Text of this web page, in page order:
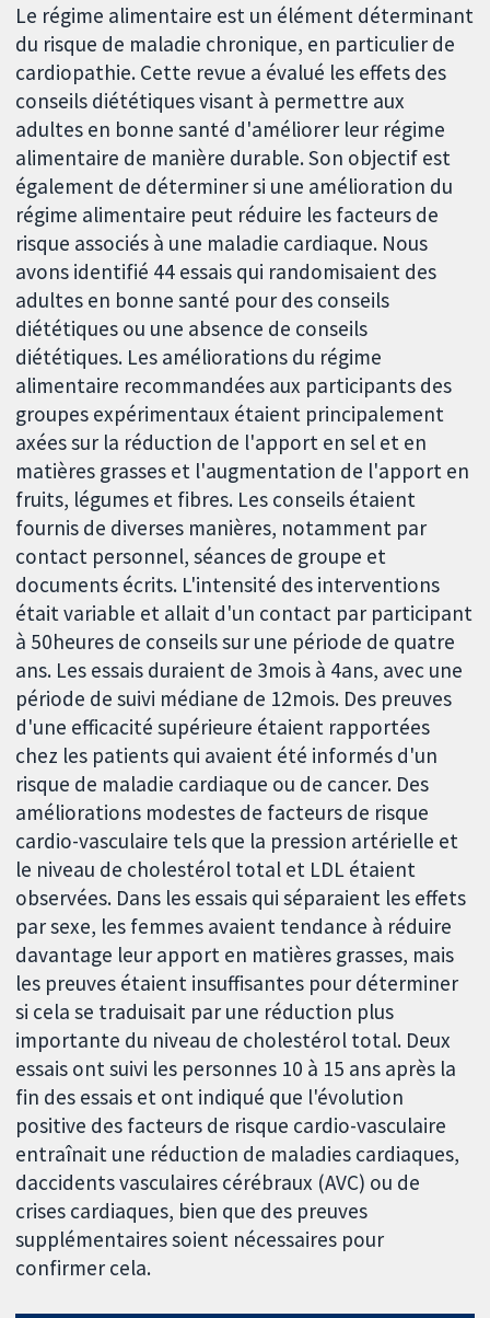
Le régime alimentaire est un élément déterminant
du risque de maladie chronique, en particulier de
cardiopathie. Cette revue a évalué les effets des
conseils diététiques visant à permettre aux
adultes en bonne santé d'améliorer leur régime
alimentaire de manière durable. Son objectif est
également de déterminer si une amélioration du
régime alimentaire peut réduire les facteurs de
risque associés à une maladie cardiaque. Nous
avons identifié 44 essais qui randomisaient des
adultes en bonne santé pour des conseils
diététiques ou une absence de conseils
diététiques. Les améliorations du régime
alimentaire recommandées aux participants des
groupes expérimentaux étaient principalement
axées sur la réduction de l'apport en sel et en
matières grasses et l'augmentation de l'apport en
fruits, légumes et fibres. Les conseils étaient
fournis de diverses manières, notamment par
contact personnel, séances de groupe et
documents écrits. L'intensité des interventions
était variable et allait d'un contact par participant
à 50heures de conseils sur une période de quatre
ans. Les essais duraient de 3mois à 4ans, avec une
période de suivi médiane de 12mois. Des preuves
d'une efficacité supérieure étaient rapportées
chez les patients qui avaient été informés d'un
risque de maladie cardiaque ou de cancer. Des
améliorations modestes de facteurs de risque
cardio-vasculaire tels que la pression artérielle et
le niveau de cholestérol total et LDL étaient
observées. Dans les essais qui séparaient les effets
par sexe, les femmes avaient tendance à réduire
davantage leur apport en matières grasses, mais
les preuves étaient insuffisantes pour déterminer
si cela se traduisait par une réduction plus
importante du niveau de cholestérol total. Deux
essais ont suivi les personnes 10 à 15 ans après la
fin des essais et ont indiqué que l'évolution
positive des facteurs de risque cardio-vasculaire
entraînait une réduction de maladies cardiaques,
daccidents vasculaires cérébraux (AVC) ou de
crises cardiaques, bien que des preuves
supplémentaires soient nécessaires pour
confirmer cela.